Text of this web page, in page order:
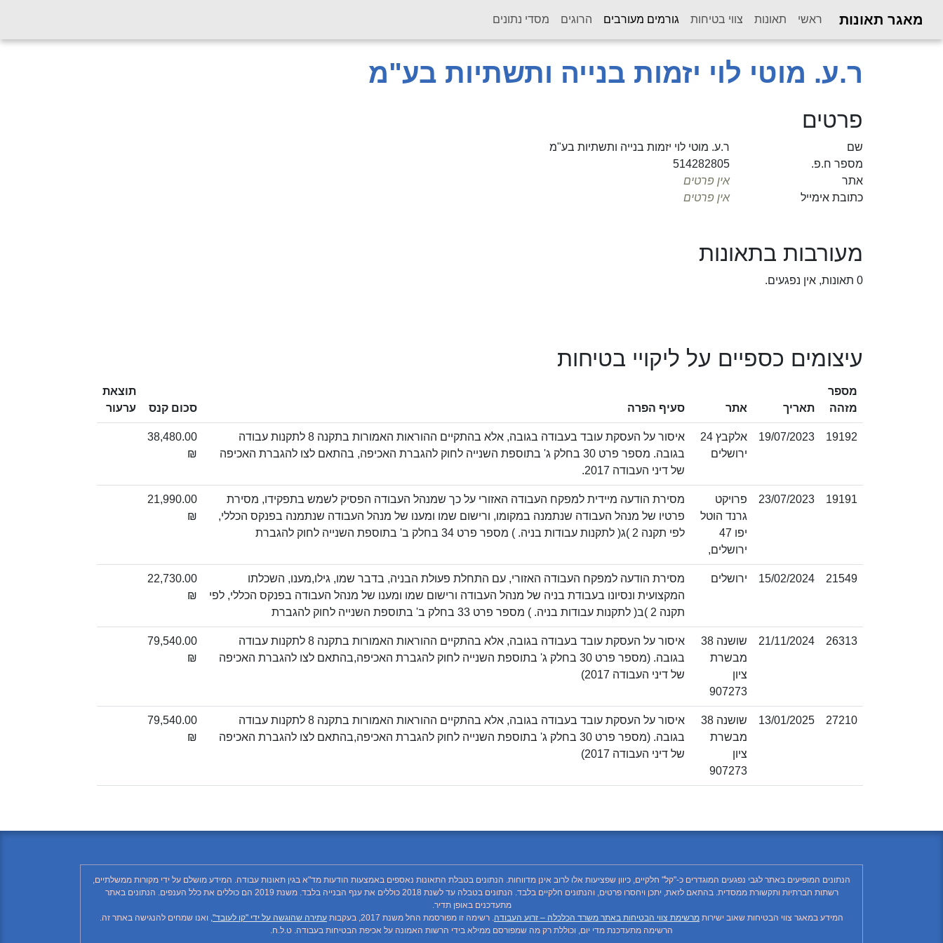
מאגר תאונות ראשי תאונות צווי בטיחות גורמים מעורבים הרוגים מסדי נתונים
ר.ע. מוטי לוי יזמות בנייה ותשתיות בע"מ
פרטים
שם
ר.ע. מוטי לוי יזמות בנייה ותשתיות בע"מ
מספר ח.פ.
514282805
אתר
אין פרטים
כתובת אימייל
אין פרטים
מעורבות בתאונות
0 תאונות, אין נפגעים.
עיצומים כספיים על ליקויי בטיחות
מספר
מזהה
תאריך אתר סעיף הפרה סכום קנס
תוצאת
ערעור
19192
19/07/2023
אלקבץ 24
ירושלים
איסור על העסקת עובד בעבודה בגובה, אלא בהתקיים ההוראות האמורות בתקנה 8 לתקנות עבודה
בגובה. מספר פרט 30 בחלק ג' בתוספת השנייה לחוק להגברת האכיפה, בהתאם לצו להגברת האכיפה
של דיני העבודה 2017.
38,480.00
₪
19191
23/07/2023
פרויקט
גרנד הוטל
יפו 47
ירושלים,
מסירת הודעה מיידית למפקח העבודה האזורי על כך שמנהל העבודה הפסיק לשמש בתפקידו, מסירת
פרטיו של מנהל העבודה שנתמנה במקומו, ורישום שמו ומענו של מנהל העבודה שנתמנה בפנקס הכללי,
לפי תקנה 2 )ג( לתקנות עבודות בניה. ) מספר פרט 34 בחלק ב' בתוספת השנייה לחוק להגברת
21,990.00
₪
21549
15/02/2024 ירושלים
מסירת הודעה למפקח העבודה האזורי, עם התחלת פעולת הבניה, בדבר שמו, גילו,מענו, השכלתו
המקצועית ונסיונו בעבודת בניה של מנהל העבודה ורישום שמו ומענו של מנהל העבודה בפנקס הכללי, לפי
תקנה 2 )ב( לתקנות עבודות בניה. ) מספר פרט 33 בחלק ב' בתוספת השנייה לחוק להגברת
22,730.00
₪
26313
21/11/2024
שושנה 38
מבשרת
ציון
907273
איסור על העסקת עובד בעבודה בגובה, אלא בהתקיים ההוראות האמורות בתקנה 8 לתקנות עבודה
בגובה. (מספר פרט 30 בחלק ג' בתוספת השנייה לחוק להגברת האכיפה,בהתאם לצו להגברת האכיפה
של דיני העבודה 2017)
79,540.00
₪
27210
13/01/2025
שושנה 38
מבשרת
ציון
907273
איסור על העסקת עובד בעבודה בגובה, אלא בהתקיים ההוראות האמורות בתקנה 8 לתקנות עבודה
בגובה. (מספר פרט 30 בחלק ג' בתוספת השנייה לחוק להגברת האכיפה,בהתאם לצו להגברת האכיפה
של דיני העבודה 2017)
79,540.00
₪
הנתונים המופיעים באתר לגבי נפגעים המוגדרים כ-"קל" חלקיים, כיוון שפציעות אלו לרוב אינן מדווחות. הנתונים בטבלת התאונות נאספים באמצעות הודעות מד"א בגין תאונות עבודה. המידע מושלם על ידי מקורות ממשלתיים,
רשתות חברתיות ותקשורת ממסדית. בהתאם לזאת, יתכן ויחסרו פרטים, והנתונים חלקיים בלבד. הנתונים בטבלה עד לשנת 2018 כוללים את ענף הבנייה בלבד. משנת 2019 הם כוללים את כלל הענפים. הנתונים באתר
מתעדכנים באופן תדיר.
המידע במאגר צווי הבטיחות שאוב ישירות מרשימת צווי הבטיחות באתר משרד הכלכלה – זרוע העבודה. רשימה זו מפורסמת החל משנת 2017, בעקבות עתירה שהוגשה על ידי "קו לעובד", ואנו שמחים להנגישה באתר זה.
הרשימה מתעדכנת מדי יום, וכוללת רק מה שמפורסם ממילא בידי הרשות האמונה על אכיפת הבטיחות בעבודה. ט.ל.ח.